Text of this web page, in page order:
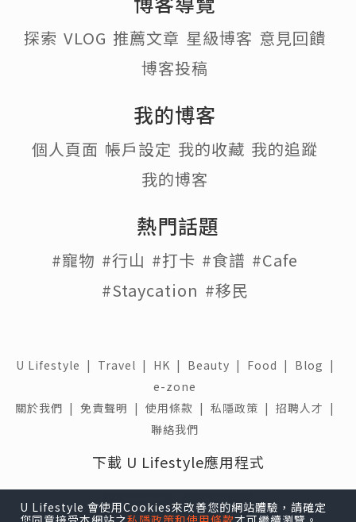
探索 VLOG 推薦文章 星級博客 意見回饋
博客投稿
我的博客
個人頁面 帳戶設定 我的收藏 我的追蹤
我的博客
熱門話題
#寵物 #行山 #打卡 #食譜 #Cafe
#Staycation #移民
U Lifestyle | Travel | HK | Beauty | Food | Blog |
e-zone
關於我們 | 免責聲明 | 使用條款 | 私隱政策 | 招聘人才 |
聯絡我們
下載 U Lifestyle應用程式
U Lifestyle 會使用Cookies來改善您的網站體驗，請確定